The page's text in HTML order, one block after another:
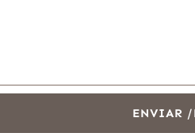
ENVIAR /